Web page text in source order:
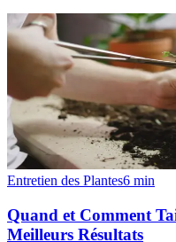
Entretien des Plantes6 min
Quand et Comment
Meilleurs Résultats